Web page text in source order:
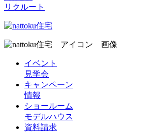
リクルート
イベント
見学会
キャンペーン
情報
ショールーム
モデルハウス
資料請求